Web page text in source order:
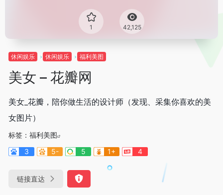
1 42,125
休闲娱乐 休闲娱乐 福利美图
美女 – 花瓣网
美女_花瓣，陪你做生活的设计师（发现、采集你喜欢的美
女图片）
标签： 福利美图
3
5- 5 1+ 4
链接直达